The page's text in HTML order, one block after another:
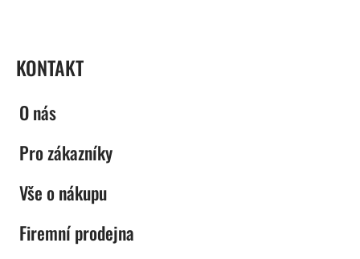
KONTAKT
O nás
Pro zákazníky
Vše o nákupu
Firemní prodejna